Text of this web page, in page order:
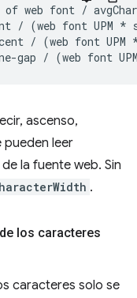
of web font /
/ (web font UPM
/ (web font
ascenso,
pueden leer
la fuente web. Sin
.
los caracteres
caracteres solo se